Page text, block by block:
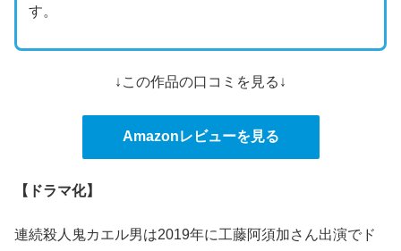
す。
↓この作品の口コミを見る↓
Amazonレビューを見る
【ドラマ化】
連続殺人鬼カエル男は2019年に工藤阿須加さん出演でド